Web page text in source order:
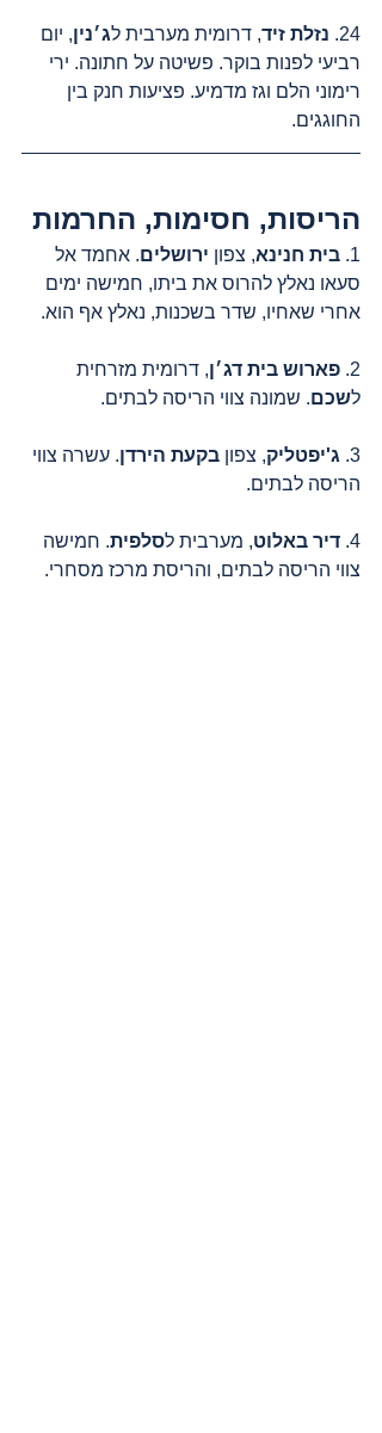
24. נזלת זיד, דרומית מערבית לג׳נין, יום
רביעי לפנות בוקר. פשיטה על חתונה. ירי
רימוני הלם וגז מדמיע. פציעות חנק בין
החוגגים.
הריסות, חסימות, החרמות
1. בית חנינא, צפון ירושלים. אחמד אל
סעאו נאלץ להרוס את ביתו, חמישה ימים
אחרי שאחיו, שדר בשכנות, נאלץ אף הוא.
2. פארוש בית דג׳ן, דרומית מזרחית
לשכם. שמונה צווי הריסה לבתים.
3. ג'יפטליק, צפון בקעת הירדן. עשרה צווי
הריסה לבתים.
4. דיר באלוט, מערבית לסלפית. חמישה
צווי הריסה לבתים, והריסת מרכז מסחרי.